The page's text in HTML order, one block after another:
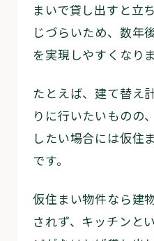
まいで貸し出すと立
じづらいため、数年
を実現しやすくなりま
たとえば、建て替え
りに行いたいものの
したい場合には仮住
です。
仮住まい物件なら建
されず、キッチンと